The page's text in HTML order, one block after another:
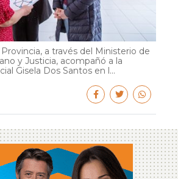
a través del Ministerio de
y Justicia, acompañó a la
Gisela Dos Santos en l...